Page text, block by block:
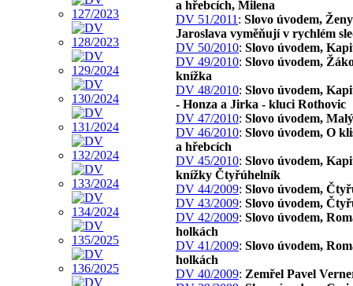
a hřebcích, Milena
DV 51/2011 : Slovo úvodem,
Jaroslava vyměňují v rychlém
DV 50/2010: Slovo úvodem,
DV 49/2010: Slovo úvodem,
knížka
DV 48/2010: Slovo úvodem,
- Honza a Jirka - kluci Rothovic
DV 47/2010: Slovo úvodem,
DV 46/2010: Slovo úvodem, O
a hřebcích
DV 45/2010: Slovo úvodem,
knížky Čtyřúhelník
DV 44/2009: Slovo úvodem,
DV 43/2009: Slovo úvodem,
DV 42/2009: Slovo úvodem,
holkách
DV 41/2009: Slovo úvodem,
holkách
DV 40/2009: Zemřel Pavel